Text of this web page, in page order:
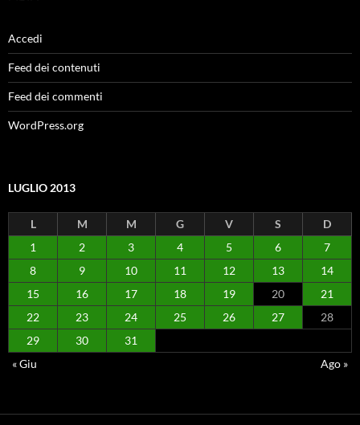
Accedi
Feed dei contenuti
Feed dei commenti
WordPress.org
LUGLIO 2013
L M M G V S
D
1
2 3 4 5 6
7
8
9 10 11 12 13
14
15
16 17 18 19 20
21
22
23 24 25 26 27
28
29
30
31
« Giu
Ago »